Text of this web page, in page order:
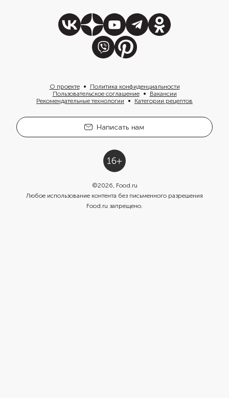
О проекте
Политика конфиденциальности
Пользовательское соглашение
Вакансии
Рекомендательные технологии
Категории рецептов
Написать нам
©2026, Food.ru
Любое использование контента без письменного разрешения
Food.ru запрещено.